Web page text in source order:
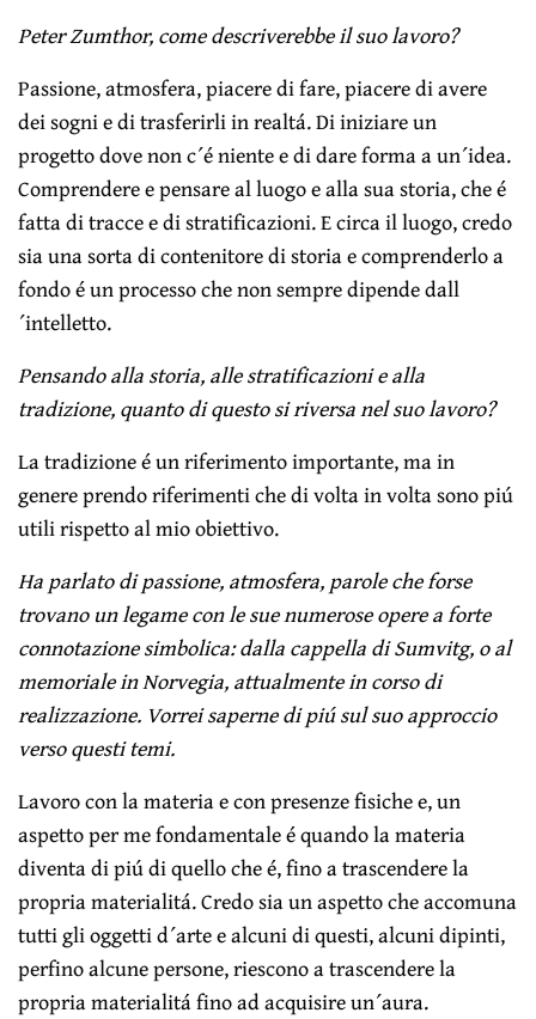
Peter Zumthor, come descriverebbe il suo lavoro?
Passione, atmosfera, piacere di fare, piacere di avere
dei sogni e di trasferirli in realtá. Di iniziare un
progetto dove non c´é niente e di dare forma a un´idea.
Comprendere e pensare al luogo e alla sua storia, che é
fatta di tracce e di stratificazioni. E circa il luogo, credo
sia una sorta di contenitore di storia e comprenderlo a
fondo é un processo che non sempre dipende dall
´intelletto.
Pensando alla storia, alle stratificazioni e alla
tradizione, quanto di questo si riversa nel suo lavoro?
La tradizione é un riferimento importante, ma in
genere prendo riferimenti che di volta in volta sono piú
utili rispetto al mio obiettivo.
Ha parlato di passione, atmosfera, parole che forse
trovano un legame con le sue numerose opere a forte
connotazione simbolica: dalla cappella di Sumvitg, o al
memoriale in Norvegia, attualmente in corso di
realizzazione. Vorrei saperne di piú sul suo approccio
verso questi temi.
Lavoro con la materia e con presenze fisiche e, un
aspetto per me fondamentale é quando la materia
diventa di piú di quello che é, fino a trascendere la
propria materialitá. Credo sia un aspetto che accomuna
tutti gli oggetti d´arte e alcuni di questi, alcuni dipinti,
perfino alcune persone, riescono a trascendere la
propria materialitá fino ad acquisire un´aura.